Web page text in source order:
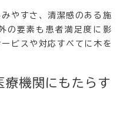
やすさ、清潔感のある施
の要素も患者満足度に影
ビスや対応すべてに木を
療機関にもたらす